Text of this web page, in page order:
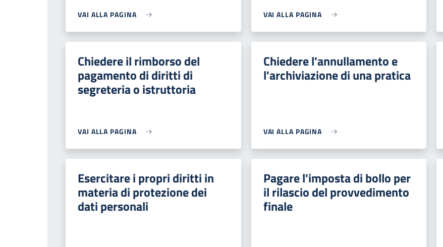
VAI ALLA PAGINA VAI ALLA PAGINA
Chiedere il rimborso del
pagamento di diritti di
segreteria o istruttoria
VAI ALLA PAGINA
Chiedere l'annullamento e
l'archiviazione di una pratica
VAI ALLA PAGINA
Esercitare i propri diritti in
materia di protezione dei
dati personali
Pagare l'imposta di bollo per
il rilascio del provvedimento
finale